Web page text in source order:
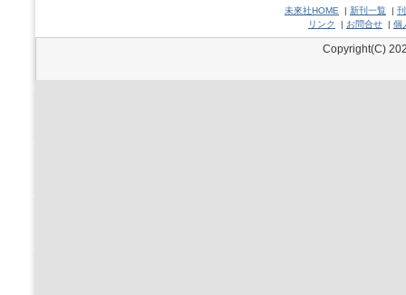
未來社HOME | 新刊一覧 |
リンク
| お問合せ | 個
Copyright(C)